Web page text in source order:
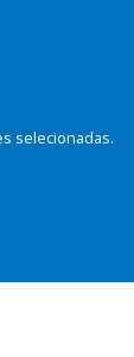
selecionadas.